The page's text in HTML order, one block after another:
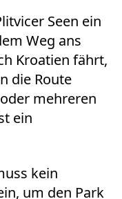
Seen ein
Weg ans
Kroatien fährt,
die Route
mehreren
ein
kein
um den Park